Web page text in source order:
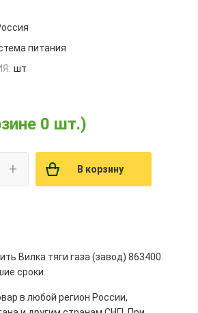
питания
шт
0 шт.)
+ В корзину
Вилка тяги газа (завод) 863400.
сроки.
в любой регион России,